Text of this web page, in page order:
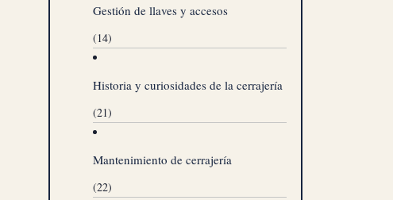
Gestión de llaves y accesos
(14)
Historia y curiosidades de la cerrajería
(21)
Mantenimiento de cerrajería
(22)